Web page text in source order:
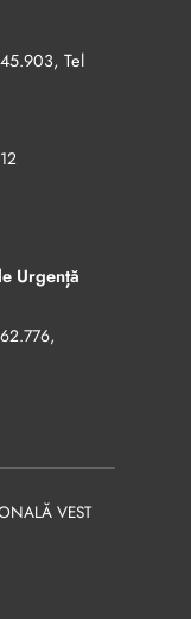
, Tel
Urgență
,
VEST